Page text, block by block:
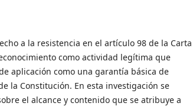
a la resistencia en el artículo 98 de la Carta
como actividad legítima que
aplicación como una garantía básica de
la Constitución. En esta investigación se
el alcance y contenido que se atribuye a